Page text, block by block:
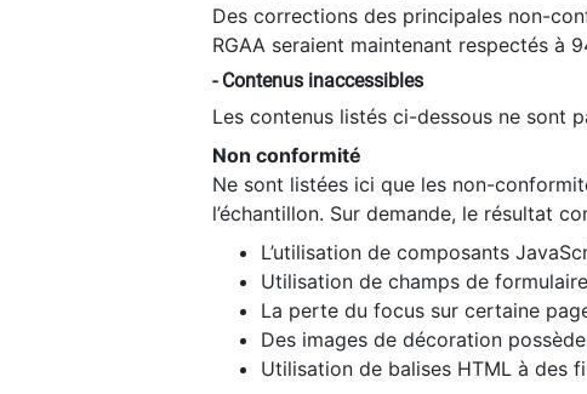
Des corrections des principales non-
RGAA seraient maintenant respectés à
- Contenus inaccessibles
Les contenus listés ci-dessous ne sont
Non conformité
Ne sont listées ici que les non-
l’échantillon. Sur demande, le résultat
L’utilisation de composants
Utilisation de champs de
La perte du focus sur certaine
Des images de décoration
Utilisation de balises HTML à des